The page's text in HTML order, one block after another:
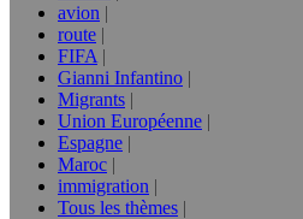
avion
route
FIFA
Gianni Infantino
Migrants
Union Européenne
Espagne
Maroc
immigration
Tous les thèmes